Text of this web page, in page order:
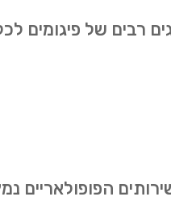
רבים של פיגומים
הפופולאריים